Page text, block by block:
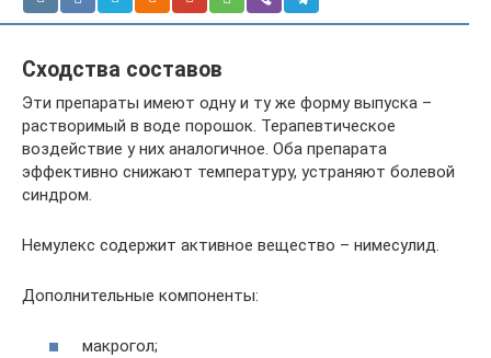
Сходства составов
Эти препараты имеют одну и ту же форму выпуска –
растворимый в воде порошок. Терапевтическое
воздействие у них аналогичное. Оба препарата
эффективно снижают температуру, устраняют болевой
синдром.
Немулекс содержит активное вещество – нимесулид.
Дополнительные компоненты:
макрогол;